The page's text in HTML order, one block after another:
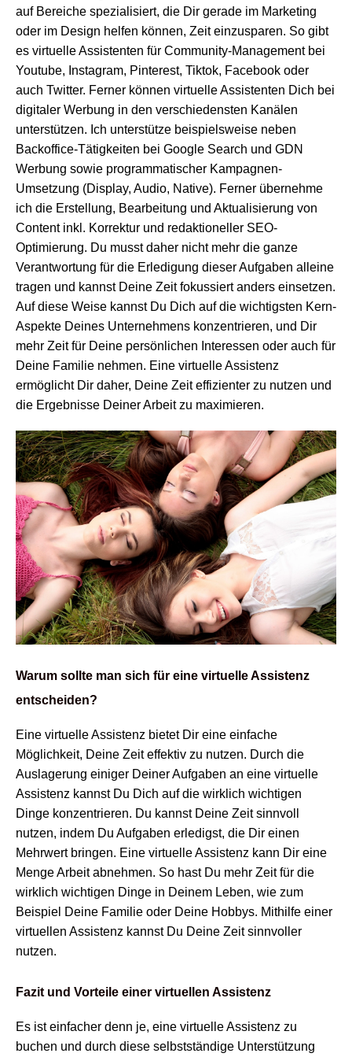
auf Bereiche spezialisiert, die Dir gerade im Marketing
oder im Design helfen können, Zeit einzusparen. So gibt
es virtuelle Assistenten für Community-Management bei
Youtube, Instagram, Pinterest, Tiktok, Facebook oder
auch Twitter. Ferner können virtuelle Assistenten Dich bei
digitaler Werbung in den verschiedensten Kanälen
unterstützen. Ich unterstütze beispielsweise neben
Backoffice-Tätigkeiten bei Google Search und GDN
Werbung sowie programmatischer Kampagnen-
Umsetzung (Display, Audio, Native). Ferner übernehme
ich die Erstellung, Bearbeitung und Aktualisierung von
Content inkl. Korrektur und redaktioneller SEO-
Optimierung. Du musst daher nicht mehr die ganze
Verantwortung für die Erledigung dieser Aufgaben alleine
tragen und kannst Deine Zeit fokussiert anders einsetzen.
Auf diese Weise kannst Du Dich auf die wichtigsten Kern-
Aspekte Deines Unternehmens konzentrieren, und Dir
mehr Zeit für Deine persönlichen Interessen oder auch für
Deine Familie nehmen. Eine virtuelle Assistenz
ermöglicht Dir daher, Deine Zeit effizienter zu nutzen und
die Ergebnisse Deiner Arbeit zu maximieren.
Warum sollte man sich für eine virtuelle Assistenz
entscheiden?
Eine virtuelle Assistenz bietet Dir eine einfache
Möglichkeit, Deine Zeit effektiv zu nutzen. Durch die
Auslagerung einiger Deiner Aufgaben an eine virtuelle
Assistenz kannst Du Dich auf die wirklich wichtigen
Dinge konzentrieren. Du kannst Deine Zeit sinnvoll
nutzen, indem Du Aufgaben erledigst, die Dir einen
Mehrwert bringen. Eine virtuelle Assistenz kann Dir eine
Menge Arbeit abnehmen. So hast Du mehr Zeit für die
wirklich wichtigen Dinge in Deinem Leben, wie zum
Beispiel Deine Familie oder Deine Hobbys. Mithilfe einer
virtuellen Assistenz kannst Du Deine Zeit sinnvoller
nutzen.
Fazit und Vorteile einer virtuellen Assistenz
Es ist einfacher denn je, eine virtuelle Assistenz zu
buchen und durch diese selbstständige Unterstützung